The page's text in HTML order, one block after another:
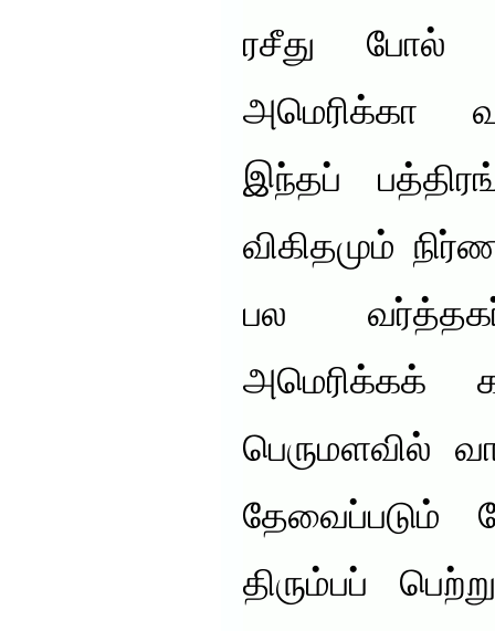
ரசீது போல்
அமெரிக்கா
இந்தப்
விகிதமும்
பல
அமெரிக்கக்
பெருமளவில்
தேவைப்படும்
திரும்பப்